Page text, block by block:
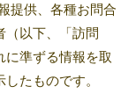
提供、各種お問合
（以下、「訪問
に準ずる情報を取
たものです。